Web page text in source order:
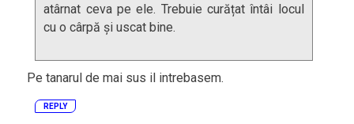
atârnat ceva pe ele. Trebuie curățat întâi locul
cu o cârpă și uscat bine.
Pe tanarul de mai sus il intrebasem.
REPLY